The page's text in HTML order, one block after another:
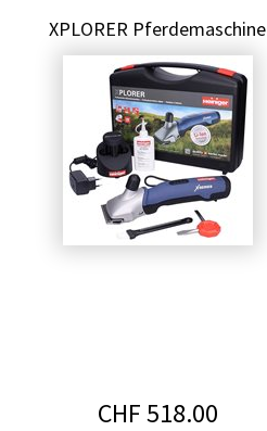
XPLORER Pferdemaschine
CHF 518.00